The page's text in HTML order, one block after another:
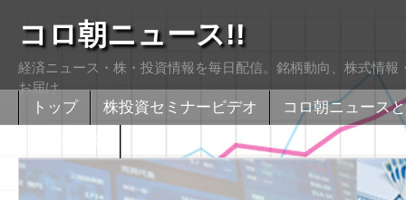
コロ朝ニュース!!
経済ニュース・株・投資情報を毎日配信。銘柄動向、株式情
お届け
トップ 株投資セミナービデオ
コロ朝ニュース